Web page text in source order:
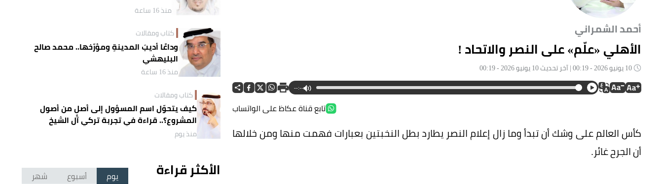
أحمد الشمراني
الأهلي «علّم» على النصر والاتحاد !
--:--
تابع قناة عكاظ على الواتساب
كأس العالم على وشك أن تبدأ وما زال إعلام النصر يطارد بطل النخبتين بعبارات فهمت منها ومن خلالها
أن الجرح غائر.
منذ 16 ساعة
كتاب ومقالات
وداعًا أديبَ المدينةِ ومؤرّخها.. محمد صالح
البليهشي
منذ 16 ساعة
كتاب ومقالات
كيف يتحوّل اسم المسؤول إلى أصلٍ من أصول
المشروع؟.. قراءة في تجربة تركي آل الشيخ
واقتصاد الانتباه
منذ يوم
الأكثر قراءة يوم أسبوع شهر